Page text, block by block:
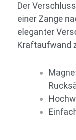
Der
einer Zange
eleganter
Kraftaufwand